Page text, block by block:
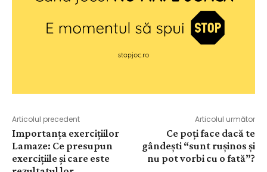
Articolul precedent
Importanța exercițiilor
Lamaze: Ce presupun
exercițiile și care este
Articolul următor
Ce poți face dacă te
gândești “sunt rușinos și
nu pot vorbi cu o fată”?